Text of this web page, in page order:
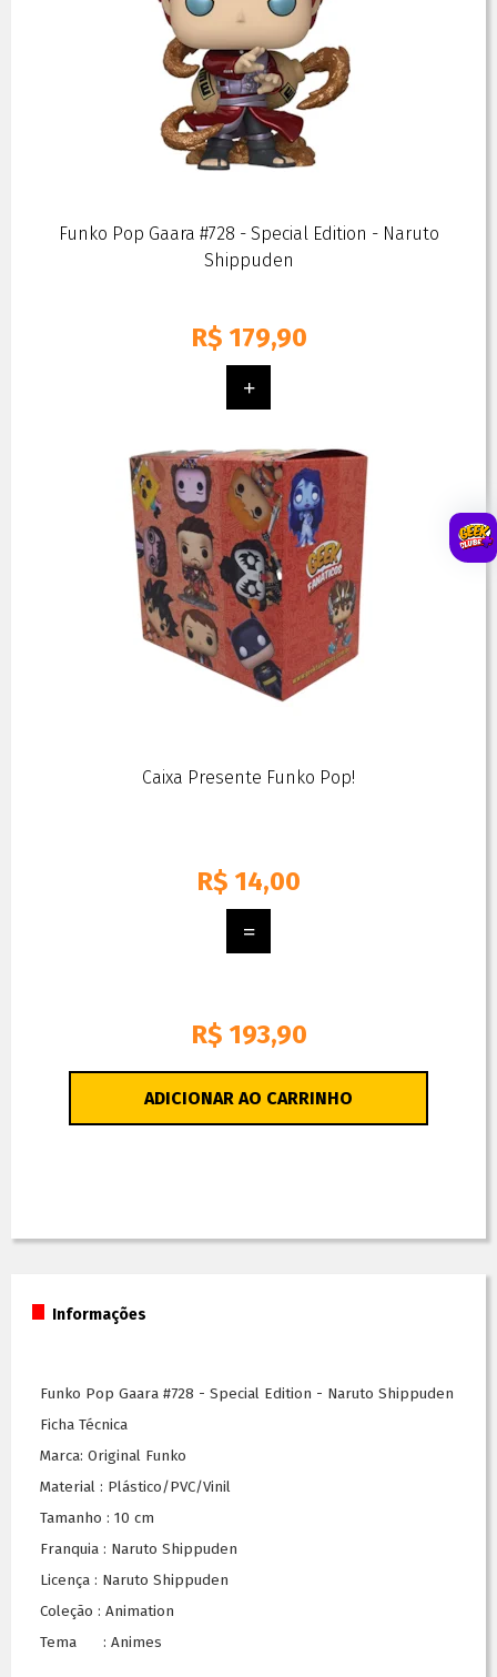
Funko Pop Gaara #728 - Special Edition - Naruto
Shippuden
R$ 179,90
Caixa Presente Funko Pop!
R$ 14,00
R$ 193,90
ADICIONAR AO CARRINHO
Informações
Funko Pop Gaara #728 - Special Edition - Naruto Shippuden
Ficha Técnica
Marca: Original Funko
Material : Plástico/PVC/Vinil
Tamanho : 10 cm
Franquia : Naruto Shippuden
Licença : Naruto Shippuden
Coleção : Animation
Tema : Animes